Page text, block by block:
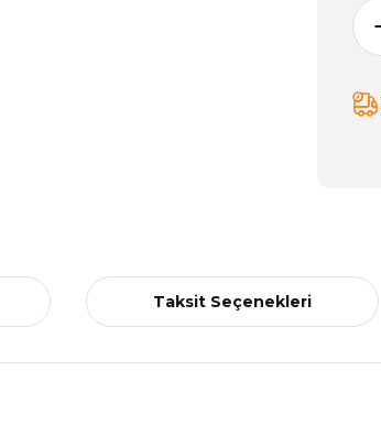
Taksit Seçenekleri